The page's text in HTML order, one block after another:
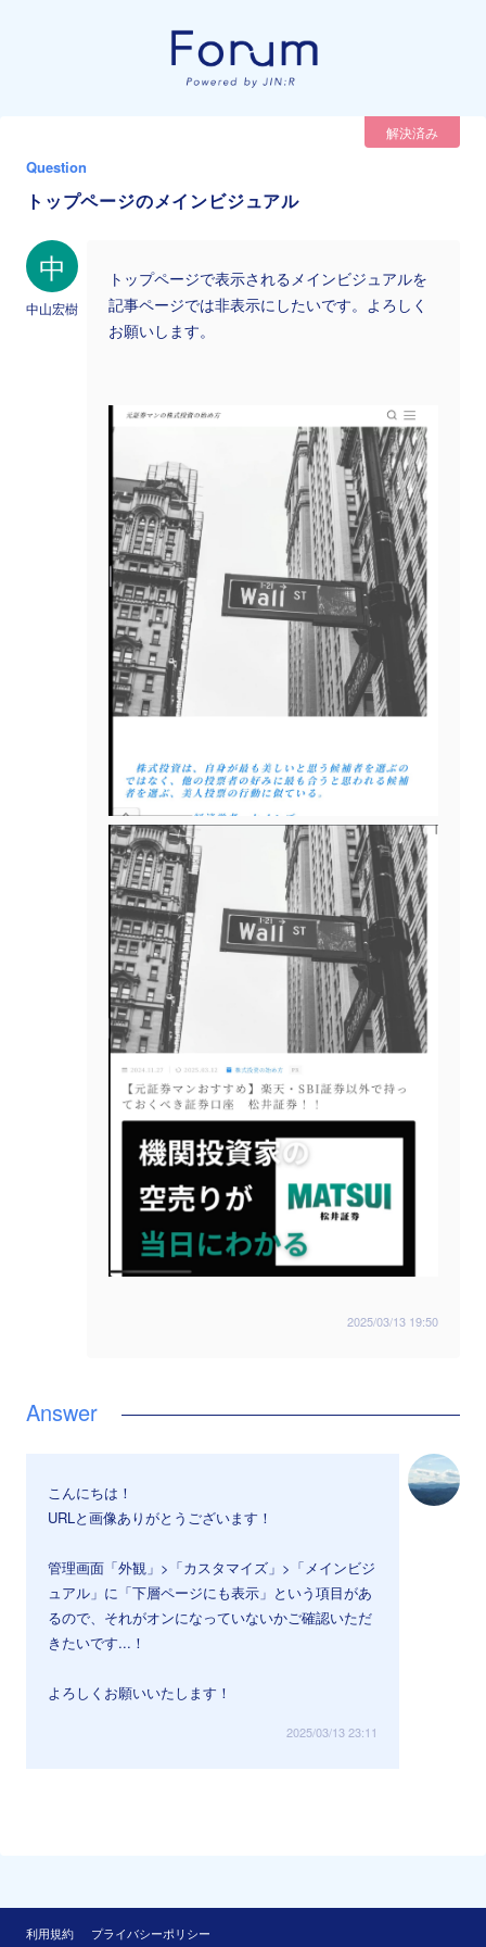
解決済み
Question
トップページのメインビジュアル
中
中山宏樹
トップページで表示されるメインビジュアルを
記事ページでは非表示にしたいです。よろしく
お願いします。
2025/03/13 19:50
こんにちは！
URLと画像ありがとうございます！
管理画面「外観」>「カスタマイズ」>「メインビジ
ュアル」に「下層ページにも表示」という項目があ
るので、それがオンになっていないかご確認いただ
きたいです...！
よろしくお願いいたします！
2025/03/13 23:11
利用規約 プライバシーポリシー